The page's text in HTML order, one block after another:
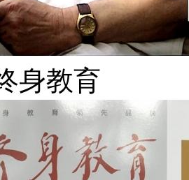
身教育